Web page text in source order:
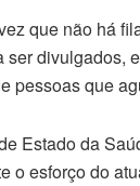
que não há
ser divulgados,
pessoas que
Estado da
o esforço do